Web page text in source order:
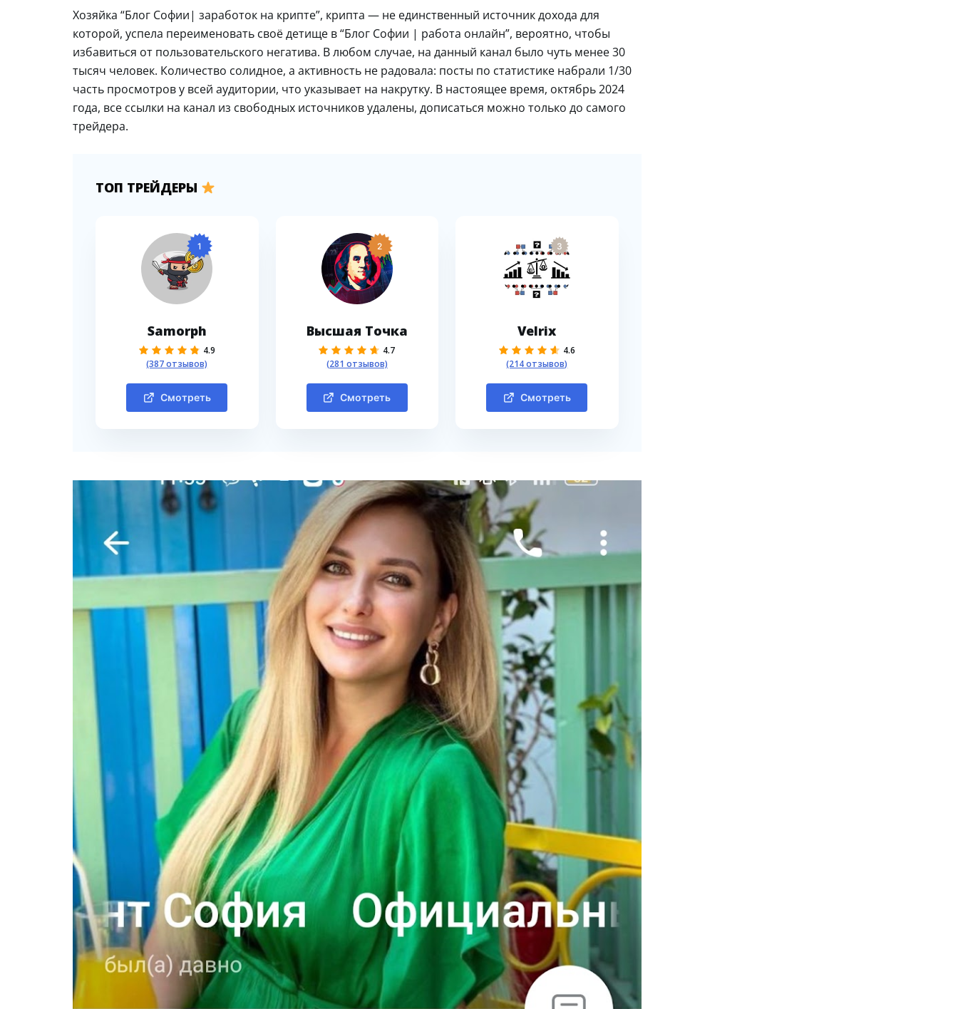
Хозяйка “Блог Софии| заработок на крипте”, крипта — не единственный источник дохода для
которой, успела переименовать своё детище в “Блог Софии | работа онлайн”, вероятно, чтобы
избавиться от пользовательского негатива. В любом случае, на данный канал было чуть менее 30
тысяч человек. Количество солидное, а активность не радовала: посты по статистике набрали 1/30
часть просмотров у всей аудитории, что указывает на накрутку. В настоящее время, октябрь 2024
года, все ссылки на канал из свободных источников удалены, дописаться можно только до самого
трейдера.
ТОП ТРЕЙДЕРЫ
1
Samorph
4.9
(387 отзывов)
Смотреть
2
Высшая Точка
4.7
(281 отзывов)
Смотреть
3
Velrix
4.6
(214 отзывов)
Смотреть